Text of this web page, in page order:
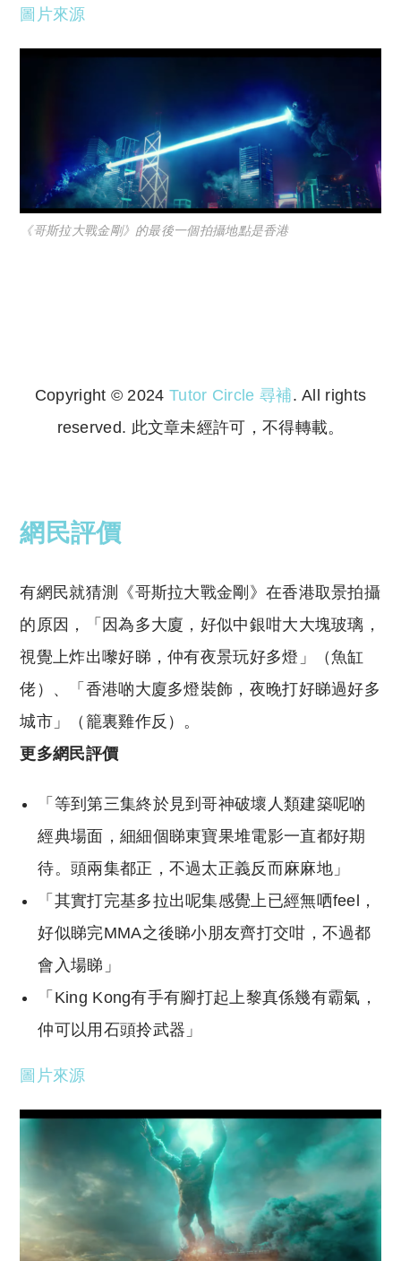
圖片來源
《哥斯拉大戰金剛》的最後一個拍攝地點是香港
Copyright © 2024 Tutor Circle 尋補. All rights
reserved. 此文章未經許可，不得轉載。
網民評價
有網民就猜測《哥斯拉大戰金剛》在香港取景拍攝
的原因，「因為多大廈，好似中銀咁大大塊玻璃，
視覺上炸出嚟好睇，仲有夜景玩好多燈」（魚缸
佬 ）、「香港啲大廈多燈裝飾，夜晚打好睇過好多
城市」（籠裏雞作反）。
更多網民評價
「等到第三集終於見到哥神破壞人類建築呢啲
經典場面，細細個睇東寶果堆電影一直都好期
待。頭兩集都正，不過太正義反而麻麻地」
「其實打完基多拉出呢集感覺上已經無哂feel，
好似睇完MMA之後睇小朋友齊打交咁，不過都
會入場睇」
「King Kong有手有腳打起上黎真係幾有霸氣，
仲可以用石頭拎武器」
圖片來源